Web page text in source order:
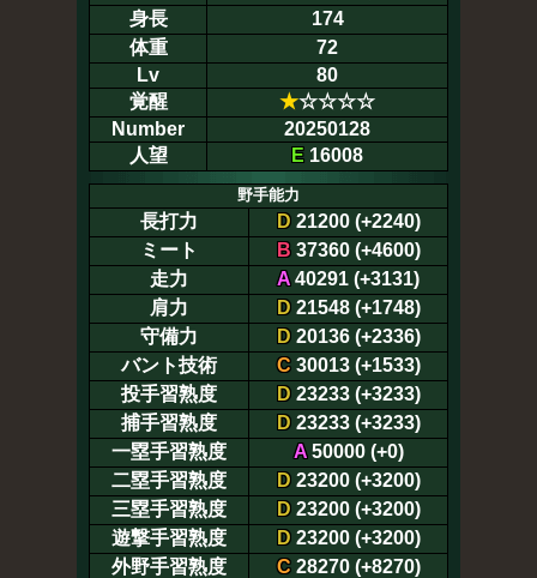
身長
174
体重
72
Lv
80
覚醒
★☆☆☆☆
Number
20250128
人望
E 16008
野手能力
長打力 D21200 (+2240)
ミート
B37360 (+4600)
走力
A40291 (+3131)
肩力
D21548 (+1748)
守備力
D20136 (+2336)
バント技術
C30013 (+1533)
投手習熟度
D23233 (+3233)
捕手習熟度
D23233 (+3233)
一塁手習熟度
A50000 (+0)
二塁手習熟度
D23200 (+3200)
三塁手習熟度
D23200 (+3200)
遊撃手習熟度
D23200 (+3200)
外野手習熟度
C28270 (+8270)